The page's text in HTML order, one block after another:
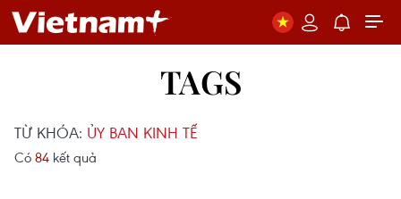
TAGS
TỪ KHÓA: ỦY BAN KINH TẾ
Có 84 kết quả